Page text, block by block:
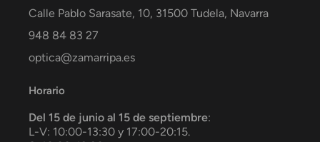
Calle Pablo Sarasate, 10, 31500 Tudela, Navarra
948 84 83 27
optica@zamarripa.es
Horario
Del 15 de junio al 15 de septiembre:
L-V: 10:00-13:30 y 17:00-20:15.